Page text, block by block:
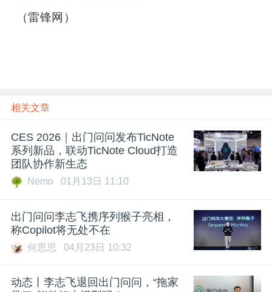
（雷锋网）
相关文章
CES 2026｜出门问问发布TicNote
系列新品，联动TicNote Cloud打造
团队协作新生态
Nemo 01月13日 11:10
出门问问李志飞携序列猴子亮相，
称Copilot将无处不在
何思思 04月23日 10:32
动态丨李志飞退回出门问问，“拖家